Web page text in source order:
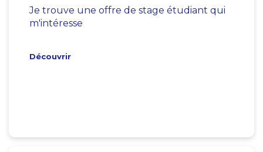
Je trouve une offre de stage étudiant qui
m'intéresse
Découvrir